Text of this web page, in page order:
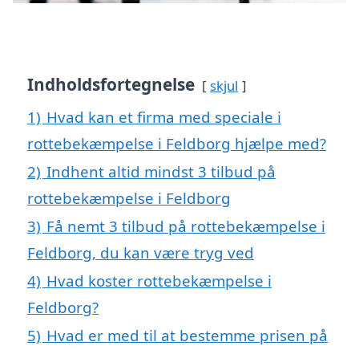
Indholdsfortegnelse skjul
1) Hvad kan et firma med speciale i
rottebekæmpelse i Feldborg hjælpe med?
2) Indhent altid mindst 3 tilbud på
rottebekæmpelse i Feldborg
3) Få nemt 3 tilbud på rottebekæmpelse i
Feldborg, du kan være tryg ved
4) Hvad koster rottebekæmpelse i
Feldborg?
5) Hvad er med til at bestemme prisen på